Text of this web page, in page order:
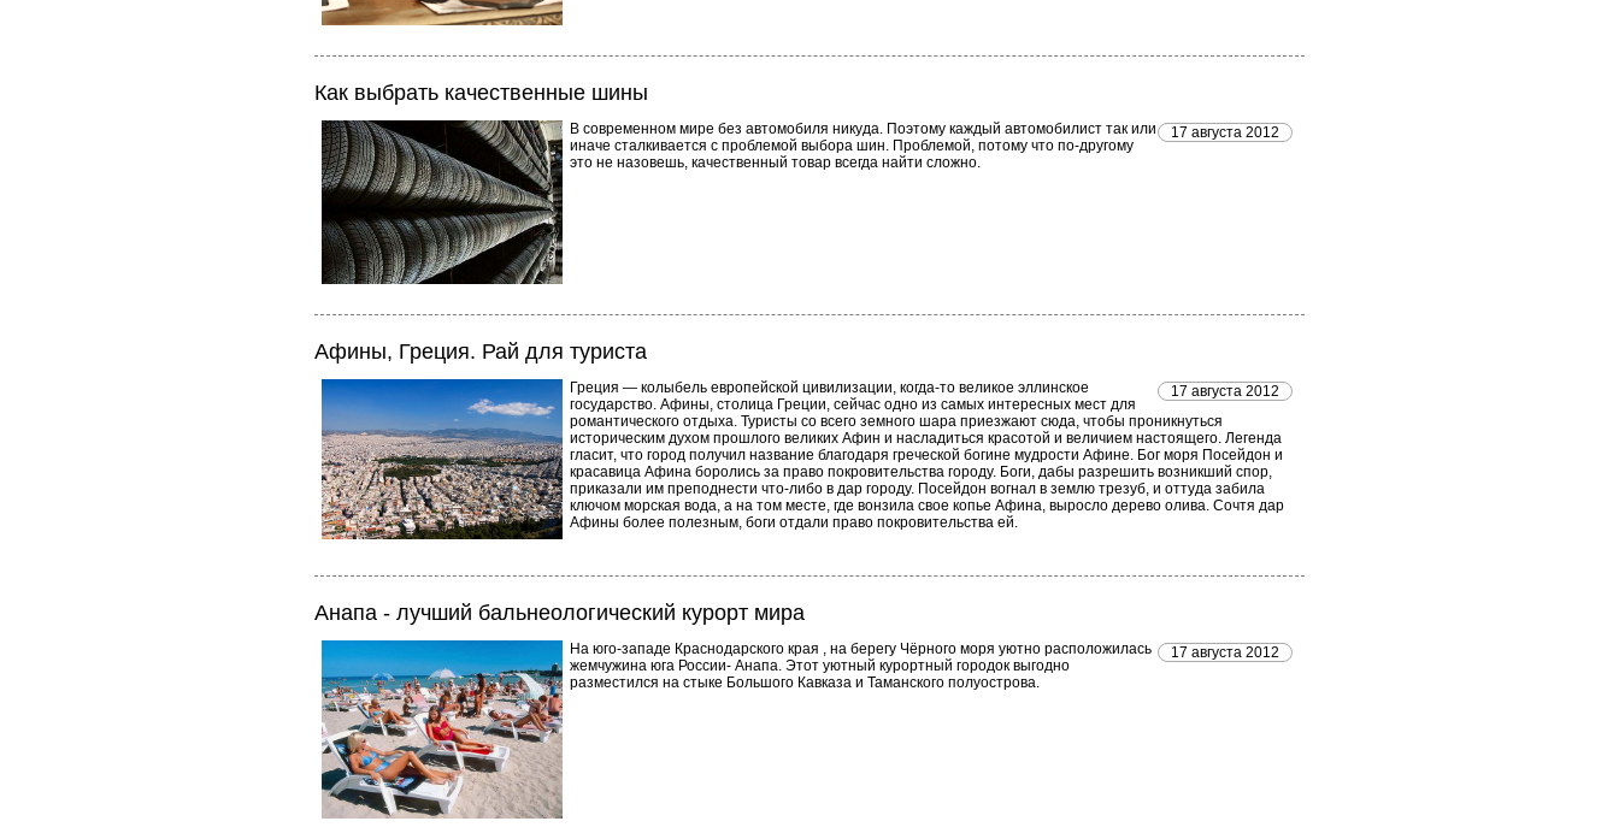
Как выбрать качественные шины
17 августа 2012
В современном мире без автомобиля никуда. Поэтому каждый автомобилист так или
иначе сталкивается с проблемой выбора шин. Проблемой, потому что по-другому
это не назовешь, качественный товар всегда найти сложно.
Афины, Греция. Рай для туриста
17 августа 2012
Греция — колыбель европейской цивилизации, когда-то великое эллинское
государство. Афины, столица Греции, сейчас одно из самых интересных мест для
романтического отдыха. Туристы со всего земного шара приезжают сюда, чтобы проникнуться
историческим духом прошлого великих Афин и насладиться красотой и величием настоящего. Легенда
гласит, что город получил название благодаря греческой богине мудрости Афине. Бог моря Посейдон и
красавица Афина боролись за право покровительства городу. Боги, дабы разрешить возникший спор,
приказали им преподнести что-либо в дар городу. Посейдон вогнал в землю трезуб, и оттуда забила
ключом морская вода, а на том месте, где вонзила свое копье Афина, выросло дерево олива. Сочтя дар
Афины более полезным, боги отдали право покровительства ей.
Анапа - лучший бальнеологический курорт мира
17 августа 2012
На юго-западе Краснодарского края , на берегу Чёрного моря уютно расположилась
жемчужина юга России- Анапа. Этот уютный курортный городок выгодно
разместился на стыке Большого Кавказа и Таманского полуострова.